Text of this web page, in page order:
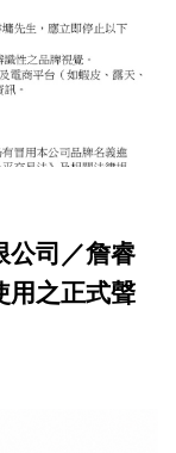
公司／詹睿
用之正式聲